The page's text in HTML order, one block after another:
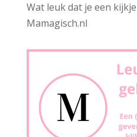
Wat leuk dat je een
Mamagisch.nl